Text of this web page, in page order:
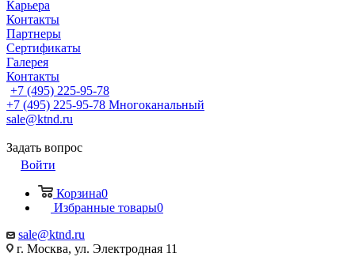
Карьера
Контакты
Партнеры
Сертификаты
Галерея
Контакты
+7 (495) 225-95-78
+7 (495) 225-95-78 Многоканальный
sale@ktnd.ru
Задать вопрос
Войти
Корзина0
Избранные товары0
sale@ktnd.ru
г. Москва, ул. Электродная 11